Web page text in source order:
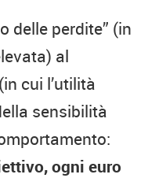
delle perdite” (in
al
cui l’utilità
sensibilità
ogni euro